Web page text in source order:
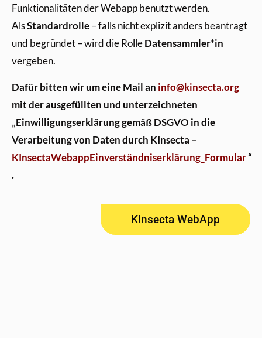
Funktionalitäten der Webapp benutzt werden.
AlsStandardrolle– falls nicht explizit anders beantragt
und begründet – wird die RolleDatensammler*in
vergeben.
Dafür bitten wir um eine Mail an info@kinsecta.org
mit der ausgefüllten und unterzeichneten
„Einwilligungserklärung gemäß DSGVO in die
Verarbeitung von Daten durch KInsecta –
KInsectaWebappEinverständniserklärung_Formular“
.
KInsecta WebApp